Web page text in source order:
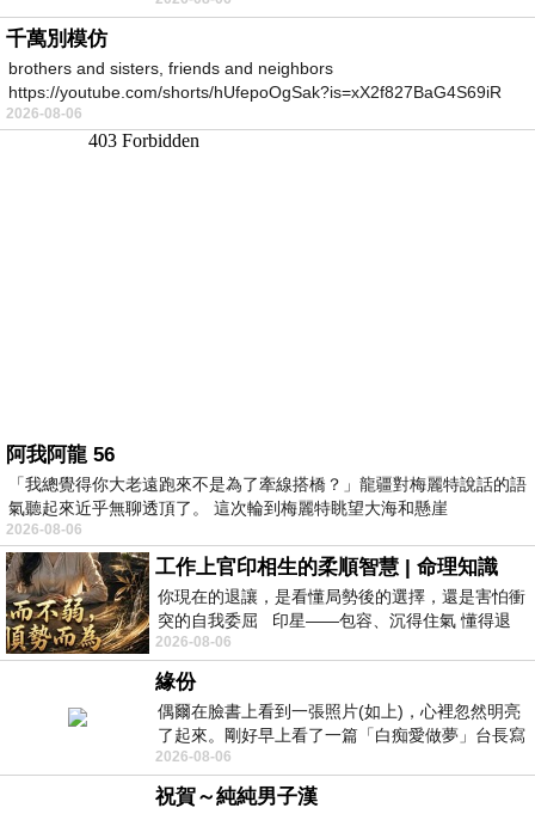
千萬別模仿
brothers and sisters, friends and neighbors
https://youtube.com/shorts/hUfepoOgSak?is=xX2f827BaG4S69iR
https
2026-08-06
阿我阿龍 56
「我總覺得你大老遠跑來不是為了牽線搭橋？」龍疆對梅麗特說話的語
氣聽起來近乎無聊透頂了。 這次輪到梅麗特眺望大海和懸崖
2026-08-06
工作上官印相生的柔順智慧 | 命理知識
你現在的退讓，是看懂局勢後的選擇，還是害怕衝
突的自我委屈 印星——包容、沉得住氣 懂得退
一步觀察，不會
2026-08-06
緣份
偶爾在臉書上看到一張照片(如上)，心裡忽然明亮
了起來。剛好早上看了一篇「白痴愛做夢」台長寫
的貼文，在回顧年輕時瘋狂愛上
2026-08-06
祝賀～純純男子漢